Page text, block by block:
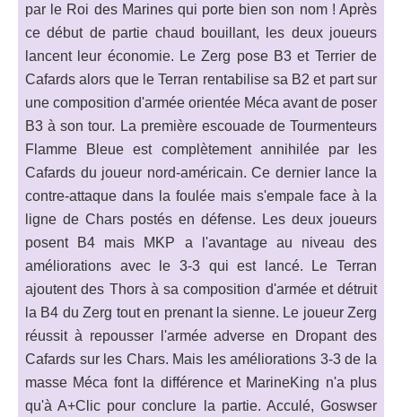
par le Roi des Marines qui porte bien son nom ! Après
ce début de partie chaud bouillant, les deux joueurs
lancent leur économie. Le Zerg pose B3 et Terrier de
Cafards alors que le Terran rentabilise sa B2 et part sur
une composition d'armée orientée Méca avant de poser
B3 à son tour. La première escouade de Tourmenteurs
Flamme Bleue est complètement annihilée par les
Cafards du joueur nord-américain. Ce dernier lance la
contre-attaque dans la foulée mais s'empale face à la
ligne de Chars postés en défense. Les deux joueurs
posent B4 mais MKP a l'avantage au niveau des
améliorations avec le 3-3 qui est lancé. Le Terran
ajoutent des Thors à sa composition d'armée et détruit
la B4 du Zerg tout en prenant la sienne. Le joueur Zerg
réussit à repousser l'armée adverse en Dropant des
Cafards sur les Chars. Mais les améliorations 3-3 de la
masse Méca font la différence et MarineKing n'a plus
qu'à A+Clic pour conclure la partie. Acculé, Goswser